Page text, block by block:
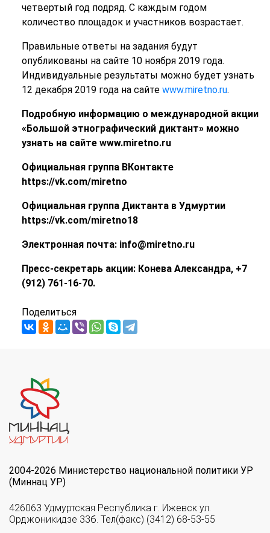
четвертый год подряд. С каждым годом
количество площадок и участников возрастает.
Правильные ответы на задания будут
опубликованы на сайте 10 ноября 2019 года.
Индивидуальные результаты можно будет узнать
12 декабря 2019 года на сайте www.miretno.ru.
Подробную информацию о международной акции
«Большой этнографический диктант» можно
узнать на сайте www.miretno.ru
Официальная группа ВКонтакте
https://vk.com/miretno
Официальная группа Диктанта в Удмуртии
https://vk.com/miretno18
Электронная почта: info@miretno.ru
Пресс-секретарь акции: Конева Александра, +7
(912) 761-16-70.
Поделиться
2004-2026 Министерство национальной политики УР
(Миннац УР)
426063 Удмуртская Республика г. Ижевск ул.
Орджоникидзе 33б. Тел(факс) (3412) 68-53-55